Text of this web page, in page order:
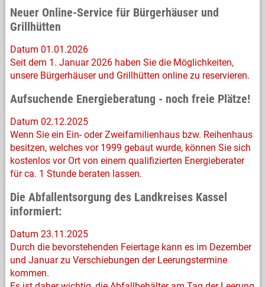
Neuer Online-Service für Bürgerhäuser und
Grillhütten
Datum 01.01.2026
Seit dem 1. Januar 2026 haben Sie die Möglichkeiten,
unsere Bürgerhäuser und Grillhütten online zu reservieren.
Aufsuchende Energieberatung - noch freie Plätze!
Datum 02.12.2025
Wenn Sie ein Ein- oder Zweifamilienhaus bzw. Reihenhaus
besitzen, welches vor 1999 gebaut wurde, können Sie sich
kostenlos vor Ort von einem qualifizierten Energieberater
für ca. 1 Stunde beraten lassen.
Die Abfallentsorgung des Landkreises Kassel
informiert:
Datum 23.11.2025
Durch die bevorstehenden Feiertage kann es im Dezember
und Januar zu Verschiebungen der Leerungstermine
kommen.